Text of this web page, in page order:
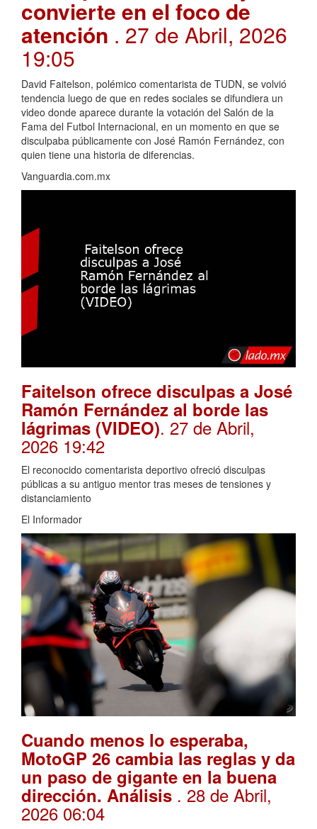
convierte en el foco de
atención . 27 de Abril, 2026
19:05
David Faitelson, polémico comentarista de TUDN, se volvió
tendencia luego de que en redes sociales se difundiera un
video donde aparece durante la votación del Salón de la
Fama del Futbol Internacional, en un momento en que se
disculpaba públicamente con José Ramón Fernández, con
quien tiene una historia de diferencias.
Vanguardia.com.mx
Faitelson ofrece disculpas a José
Ramón Fernández al borde las
lágrimas (VIDEO). 27 de Abril,
2026 19:42
El reconocido comentarista deportivo ofreció disculpas
públicas a su antiguo mentor tras meses de tensiones y
distanciamiento
El Informador
Cuando menos lo esperaba,
MotoGP 26 cambia las reglas y da
un paso de gigante en la buena
dirección. Análisis . 28 de Abril,
2026 06:04